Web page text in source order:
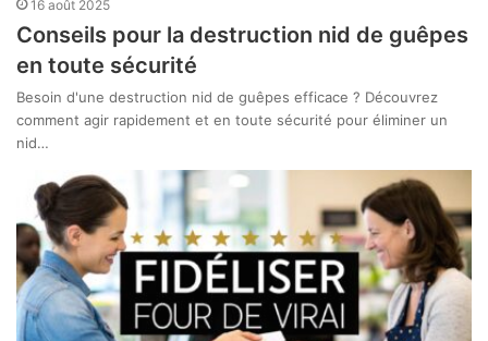
16 août 2025
Conseils pour la destruction nid de guêpes
en toute sécurité
Besoin d'une destruction nid de guêpes efficace ? Découvrez
comment agir rapidement et en toute sécurité pour éliminer un
nid…